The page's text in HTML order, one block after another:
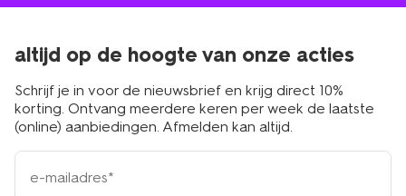
altijd op de hoogte van onze acties
Schrijf je in voor de nieuwsbrief en krijg direct 10%
korting. Ontvang meerdere keren per week de laatste
(online) aanbiedingen. Afmelden kan altijd.
e-
mailadres